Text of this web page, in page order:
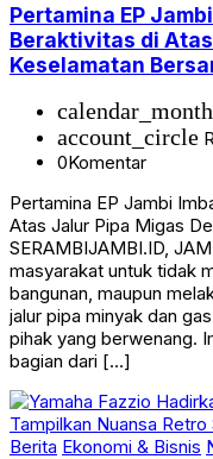
Pertamina EP
Beraktivitas di
Keselamatan
calendar_month
account_circle
0Komentar
Pertamina EP Jambi
Atas Jalur Pipa Migas
SERAMBIJAMBI.ID,
masyarakat untuk tidak
bangunan, maupun
jalur pipa minyak dan
pihak yang berwenang.
bagian dari […]
Berita Ekonomi & Bisnis